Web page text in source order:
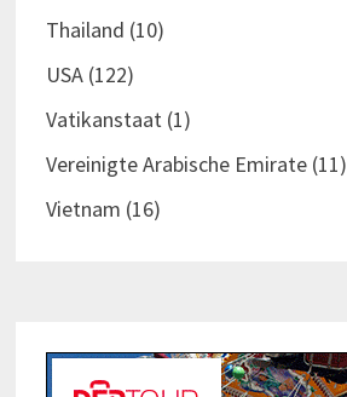
Thailand (10)
USA(122)
Vatikanstaat (1)
Vereinigte Arabische Emirate(11)
Vietnam (16)